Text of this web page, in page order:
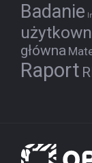
Badanie
główna
Raport